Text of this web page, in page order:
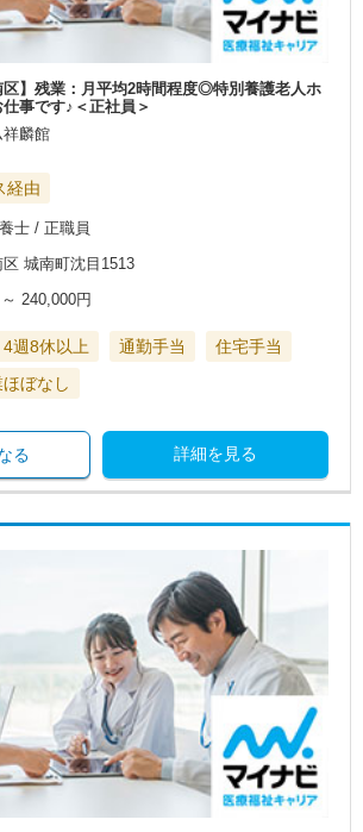
区】残業：月平均2時間程度◎特別養護老人ホ
事です♪＜正社員＞
祥麟館
経由
士 / 正職員
城南町沈目1513
～ 240,000円
4週8休以上 通勤手当
住宅手当
ぼなし
詳細を見る
る